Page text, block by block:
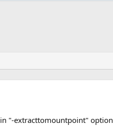
"-extracttomountpoint" option